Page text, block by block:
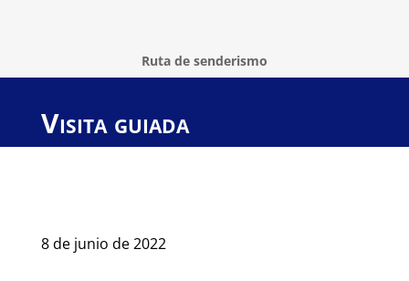
Ruta de senderismo
Visita guiada
8 de junio de 2022